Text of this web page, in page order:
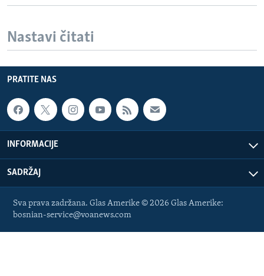
Nastavi čitati
PRATITE NAS
INFORMACIJE
SADRŽAJ
Sva prava zadržana. Glas Amerike © 2026 Glas Amerike:
bosnian-service@voanews.com